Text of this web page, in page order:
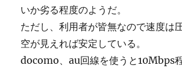
いか劣る程度のようだ。
ただし、利用者が皆無なので速度は
空が見えれば安定している。
docomo、au回線を使うと10Mbps